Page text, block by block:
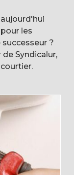
les
?
Syndicalur,